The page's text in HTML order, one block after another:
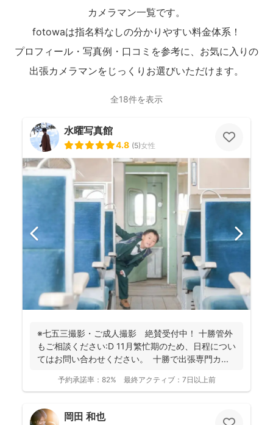
カメラマン一覧です。
fotowaは指名料なしの分かりやすい料金体系！
プロフィール・写真例・口コミを参考に、お気に入りの
出張カメラマンをじっくりお選びいただけます。
全18件を表示
水曜写真館
4.8 (5)女性
※七五三撮影・ご成人撮影 絶賛受付中！ 十勝管外
もご相談ください:D 11月繁忙期のため、日程につい
てはお問い合わせください。 十勝で出張専門カ...
予約承諾率： 82% 最終アクティブ： 7日以上前
岡田 和也